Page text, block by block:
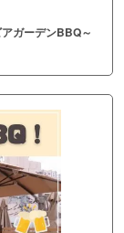
ガーデンBBQ～